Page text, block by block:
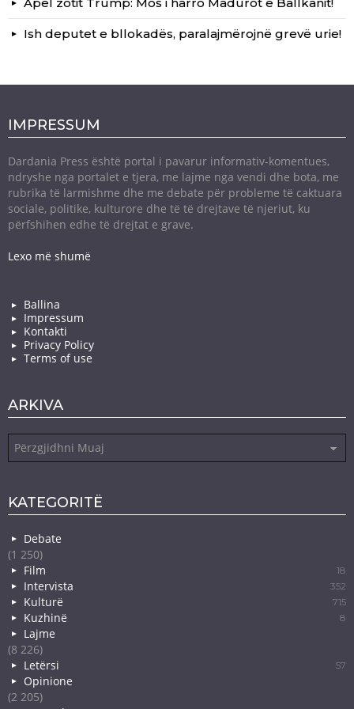
Ish deputet e bllokadës, paralajmërojnë grevë urie!
IMPRESSUM
Dardania Press është portal i pavarur informativ-komentues,
ndryshe nga portalet e tjera, me lajme nga vendi dhe bota, me
rubrika të larmishme dhe me debate për probleme të caktuara
sociale, politike, kulturore dhe të të drejtave të njeriut, ku
përfshihen edhe të drejtat e grave.
Lexo më shumë
Ballina
Impressum
Kontakti
Privacy Policy
Terms of use
ARKIVA
KATEGORITË
Debate
(1 250)
Film
18
Intervista 352
Kulturë 715
Kuzhinë 8
Lajme
(8 226)
Letërsi
57
Opinione
(2 205)